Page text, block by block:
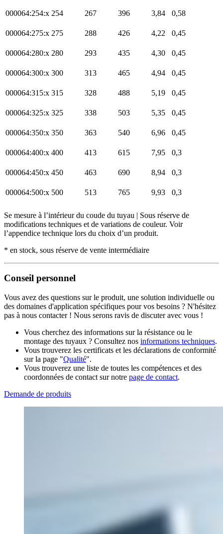
000064:254:x 254 267 396 3,84 0,58
000064:275:x 275 288 426 4,22 0,45
000064:280:x 280 293 435 4,30 0,45
000064:300:x 300 313 465 4,94 0,45
000064:315:x 315 328 488 5,19 0,45
000064:325:x 325 338 503 5,35 0,45
000064:350:x 350 363 540 6,96 0,45
000064:400:x 400 413 615 7,95 0,3
000064:450:x 450 463 690 8,94 0,3
000064:500:x 500 513 765 9,93 0,3
Se mesure à l’intérieur du coude du tuyau | Sous réserve de
modifications techniques et de variations de couleur. Voir
l’appendice technique lors du choix d’un produit.
* en stock, sous réserve de vente intermédiaire
Conseil personnel
Vous avez des questions sur le produit, une solution individuelle ou
des domaines d'application spécifiques pour vos besoins ? N'hésitez
pas à nous contacter ! Nous serons ravis de discuter avec vous !
Vous cherchez des informations sur la résistance ou le
montage des tuyaux ? Consultez nos informations techniques.
Vous trouverez les certificats et les déclarations de conformité
sur la page "Qualité".
Vous trouverez une liste de toutes les compétences et des
coordonnées de contact sur notre page de contact.
Demande de produits